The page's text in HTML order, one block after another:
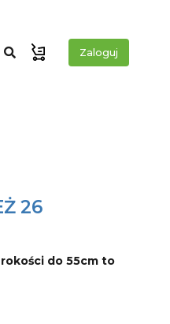
Zaloguj
26
do 55cm to